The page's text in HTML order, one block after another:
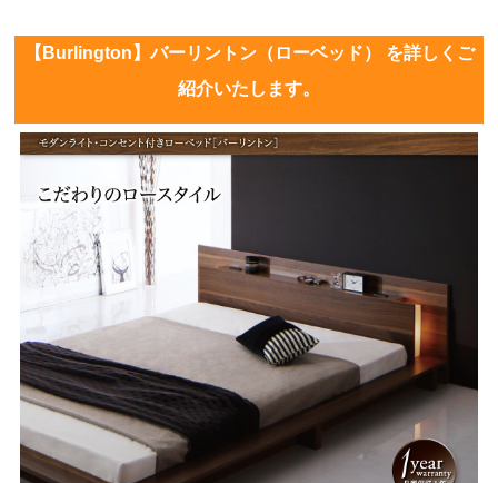
【Burlington】バーリントン（ローベッド） を詳しくご
紹介いたします。